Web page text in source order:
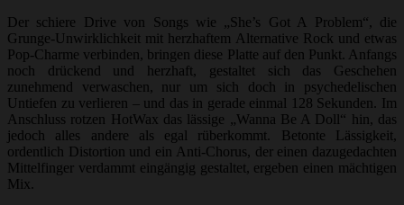
Der schiere Drive von Songs wie „She’s Got A Problem“, die
Grunge-Unwirklichkeit mit herzhaftem Alternative Rock und etwas
Pop-Charme verbinden, bringen diese Platte auf den Punkt. Anfangs
noch drückend und herzhaft, gestaltet sich das Geschehen
zunehmend verwaschen, nur um sich doch in psychedelischen
Untiefen zu verlieren – und das in gerade einmal 128 Sekunden. Im
Anschluss rotzen HotWax das lässige „Wanna Be A Doll“ hin, das
jedoch alles andere als egal rüberkommt. Betonte Lässigkeit,
ordentlich Distortion und ein Anti-Chorus, der einen dazugedachten
Mittelfinger verdammt eingängig gestaltet, ergeben einen mächtigen
Mix.